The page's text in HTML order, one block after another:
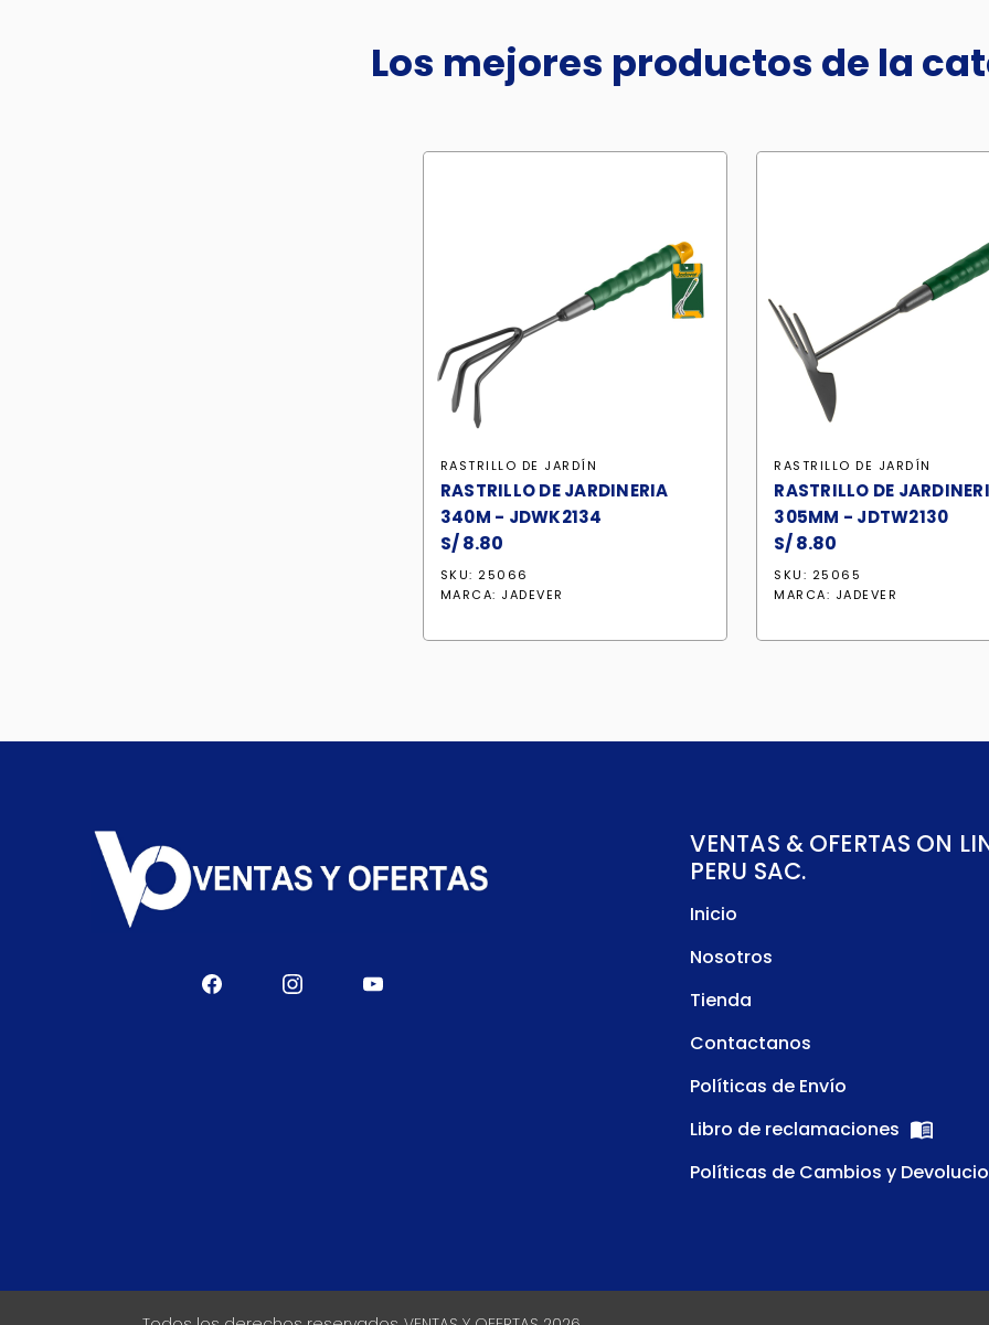
Los mejores productos de la
RASTRILLO DE JARDÍN
RASTRILLO DE JARDINERIA
340M - JDWK2134
S/8.80
SKU: 25066
MARCA: JADEVER
RASTRILLO DE JARDÍN
RASTRILLO DE
305MM - JDTW2130
S/8.80
SKU: 25065
MARCA: JADEVER
VENTAS & OFERTAS ON
PERU SAC.
Inicio
Nosotros
Tienda
Contactanos
Políticas de Envío
Libro de reclamaciones
Políticas de Cambios y